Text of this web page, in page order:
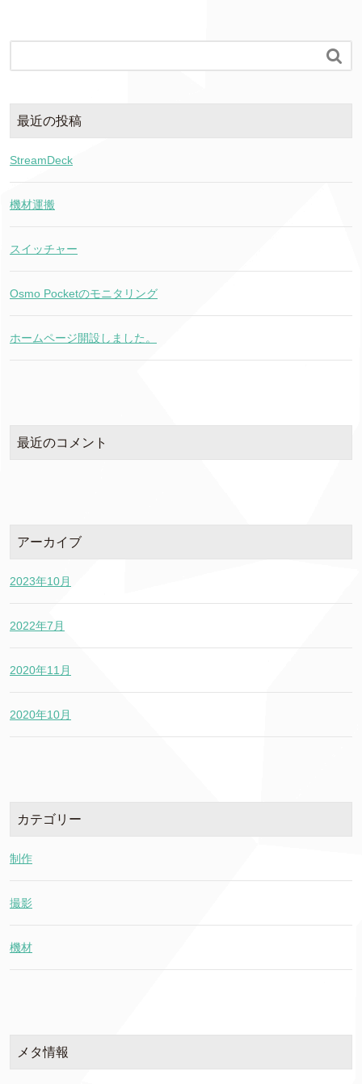

最近の投稿
StreamDeck
機材運搬
スイッチャー
Osmo Pocketのモニタリング
ホームページ開設しました。
最近のコメント
アーカイブ
2023年10月
2022年7月
2020年11月
2020年10月
カテゴリー
制作
撮影
機材
メタ情報